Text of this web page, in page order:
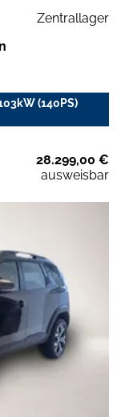
Zentrallager
(140PS)
28.299,00 €
ausweisbar